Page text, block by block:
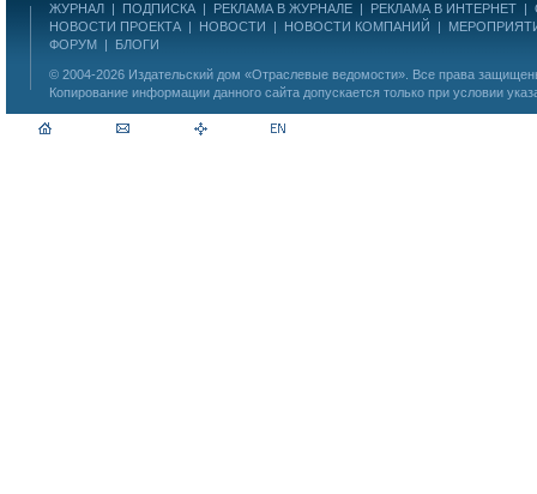
ЖУРНАЛ | ПОДПИСКА | РЕКЛАМА В ЖУРНАЛЕ | РЕКЛАМА В ИНТЕРНЕТ |
НОВОСТИ ПРОЕКТА | НОВОСТИ | НОВОСТИ КОМПАНИЙ |
ФОРУМ | БЛОГИ
© 2004-2026 Издательский дом «Отраслевые ведомости» . Все права
Копирование информации данного сайта допускается только при условии